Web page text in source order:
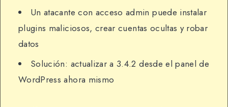
Un atacante con acceso admin puede instalar
plugins maliciosos, crear cuentas ocultas y robar
datos
Solución: actualizar a 3.4.2 desde el panel de
WordPress ahora mismo